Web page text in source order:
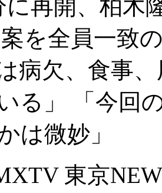
に再開、柏木
を全員一致
病欠、食事
る」 「今回
は微妙」
東京